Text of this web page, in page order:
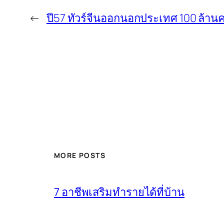
← ปี57 ทัวร์จีนออกนอกประเทศ 100 ล้าน
MORE POSTS
7 อาชีพเสริมทำรายได้ที่บ้าน